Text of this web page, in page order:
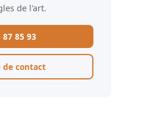
de l'art.
85 93
de contact